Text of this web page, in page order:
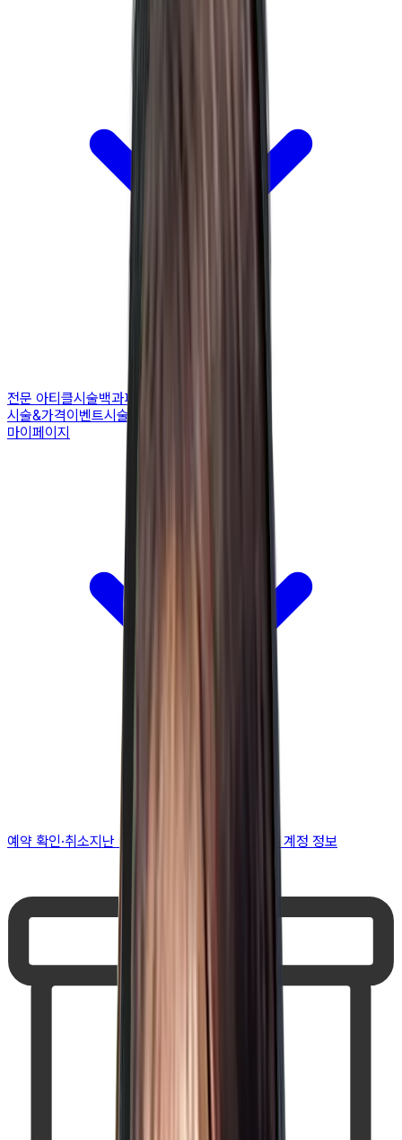
전문 아티클시술백과피부 고민별 가이드
시술&가격이벤트시술 예약하기
마이페이지
예약 확인·취소지난 예약 조회 나의 계정 정보